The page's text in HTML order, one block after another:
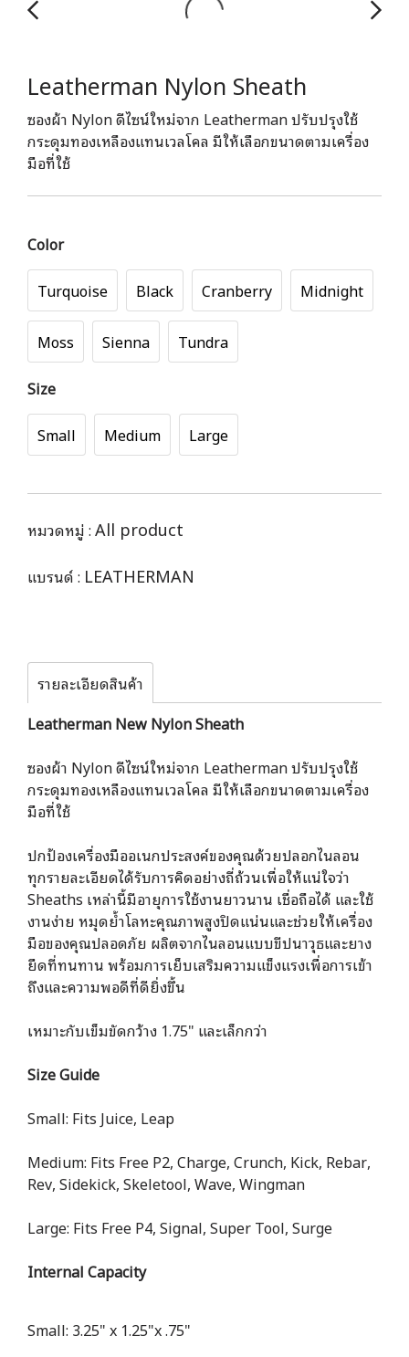
Leatherman Nylon Sheath
ซองผ้า Nylon ดีไซน์ใหม่จาก Leatherman ปรับปรุงใช้
กระดุมทองเหลืองแทนเวลโคล มีให้เลือกขนาดตามเครื่อง
มือที่ใช้
Color
Turquoise
Black Cranberry Midnight
Moss Sienna
Tundra
Size
Small
Medium Large
หมวดหมู่ :All product
แบรนด์ : LEATHERMAN
รายละเอียดสินค้า
Leatherman New Nylon Sheath
ซองผ้า Nylon ดีไซน์ใหม่จาก Leatherman ปรับปรุงใช้
กระดุมทองเหลืองแทนเวลโคล มีให้เลือกขนาดตามเครื่อง
มือที่ใช้
ปกป้องเครื่องมืออเนกประสงค์ของคุณด้วยปลอกไนลอน
ทุกรายละเอียดได้รับการคิดอย่างถี่ถ้วนเพื่อให้แน่ใจว่า
Sheaths เหล่านี้มีอายุการใช้งานยาวนาน เชื่อถือได้ และใช้
งานง่าย หมุดย้ำโลหะคุณภาพสูงปิดแน่นและช่วยให้เครื่อง
มือของคุณปลอดภัย ผลิตจากไนลอนแบบขีปนาวุธและยาง
ยืดที่ทนทาน พร้อมการเย็บเสริมความแข็งแรงเพื่อการเข้า
ถึงและความพอดีที่ดียิ่งขึ้น
เหมาะกับเข็มขัดกว้าง 1.75" และเล็กกว่า
Size Guide
Small: Fits Juice, Leap
Medium: Fits Free P2, Charge, Crunch, Kick, Rebar,
Rev, Sidekick, Skeletool, Wave, Wingman
Large: Fits Free P4, Signal, Super Tool, Surge
Internal Capacity
Small: 3.25" x 1.25"x .75"